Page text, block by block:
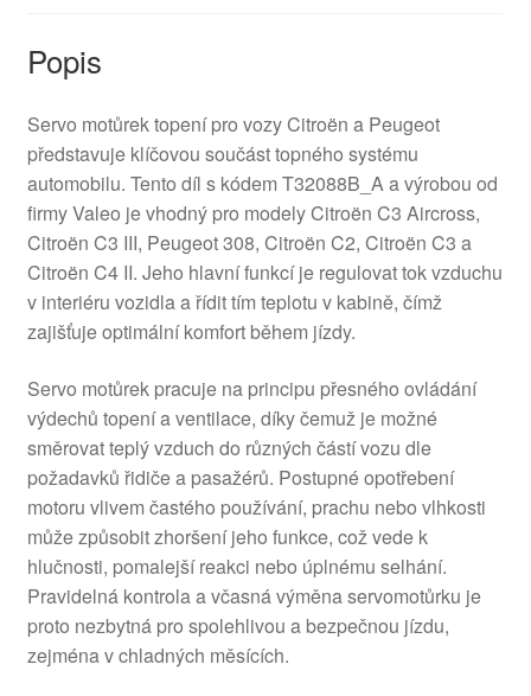
Popis
Servo motůrek topení pro vozy Citroën a Peugeot
představuje klíčovou součást topného systému
automobilu. Tento díl s kódem T32088B_A a výrobou od
firmy Valeo je vhodný pro modely Citroën C3 Aircross,
Citroën C3 III, Peugeot 308, Citroën C2, Citroën C3 a
Citroën C4 II. Jeho hlavní funkcí je regulovat tok vzduchu
v interiéru vozidla a řídit tím teplotu v kabině, čímž
zajišťuje optimální komfort během jízdy.
Servo motůrek pracuje na principu přesného ovládání
výdechů topení a ventilace, díky čemuž je možné
směrovat teplý vzduch do různých částí vozu dle
požadavků řidiče a pasažérů. Postupné opotřebení
motoru vlivem častého používání, prachu nebo vlhkosti
může způsobit zhoršení jeho funkce, což vede k
hlučnosti, pomalejší reakci nebo úplnému selhání.
Pravidelná kontrola a včasná výměna servomotůrku je
proto nezbytná pro spolehlivou a bezpečnou jízdu,
zejména v chladných měsících.